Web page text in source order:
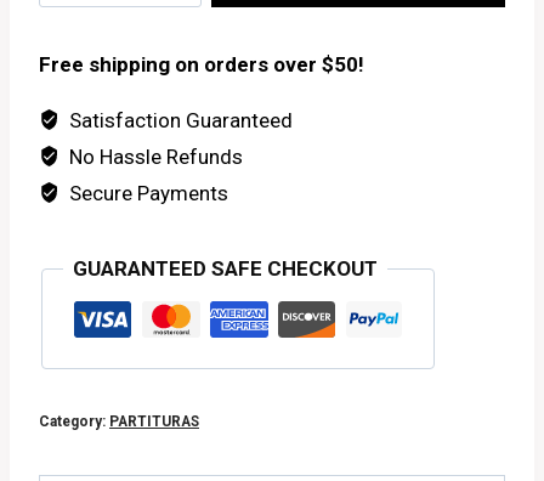
Free shipping on orders over $50!
Satisfaction Guaranteed
No Hassle Refunds
Secure Payments
GUARANTEED SAFE CHECKOUT
Category: PARTITURAS